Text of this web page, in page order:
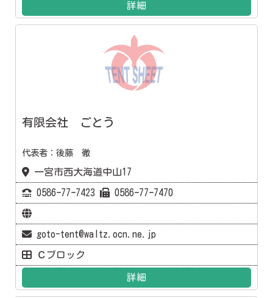
詳細
有限会社 ごとう
代表者：後藤 徹
一宮市西大海道中山17
0586ｰ77ｰ7423 0586ｰ77ｰ7470
goto-tent@waltz.ocn.ne.jp
Ｃブロック
詳細